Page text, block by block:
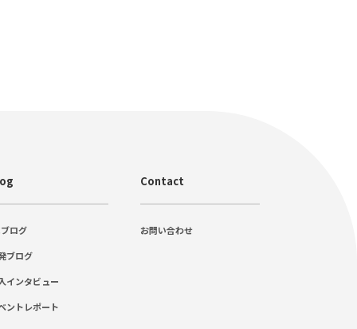
ログ
ブログ
インタビュー
ントレポート
Contact
お問い合わせ